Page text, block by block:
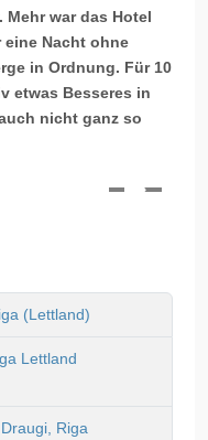
Mehr war das Hotel
Nacht ohne
in Ordnung. Für 10
etwas Besseres in
nicht ganz so
(Lettland)
Lettland
Riga